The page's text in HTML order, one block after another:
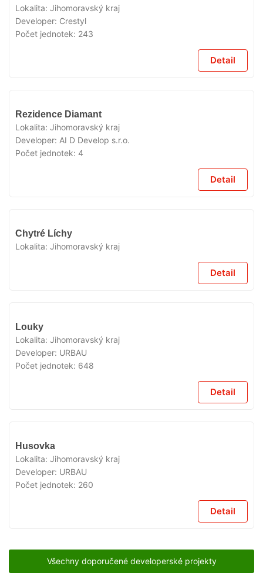
Lokalita: Jihomoravský kraj
Developer: Crestyl
Počet jednotek: 243
Detail
Rezidence Diamant
Lokalita: Jihomoravský kraj
Developer: AI D Develop s.r.o.
Počet jednotek: 4
Detail
Chytré Líchy
Lokalita: Jihomoravský kraj
Detail
Louky
Lokalita: Jihomoravský kraj
Developer: URBAU
Počet jednotek: 648
Detail
Husovka
Lokalita: Jihomoravský kraj
Developer: URBAU
Počet jednotek: 260
Detail
Všechny doporučené developerské projekty